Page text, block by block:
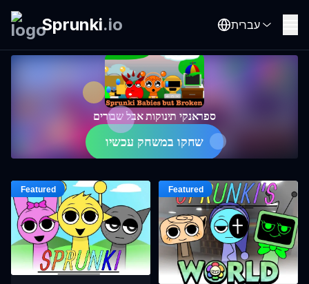
Sprunki.io עברית
ספראנקי תינוקות אבל שבורים
שחקו במשחק עכשיו